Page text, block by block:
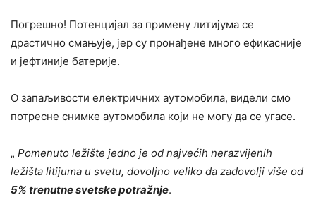
Погрешно! Потенцијал за примену литијума се
драстично смањује, јер су пронађене много ефикасније
и јефтиније батерије.
О запаљивости електричних аутомобила, видели смо
потресне снимке аутомобила који не могу да се угасе.
„ Pomenuto ležište jedno je od najvećih nerazvijenih
ležišta litijuma u svetu, dovoljno veliko da zadovolji više od
5% trenutne svetske potražnje.